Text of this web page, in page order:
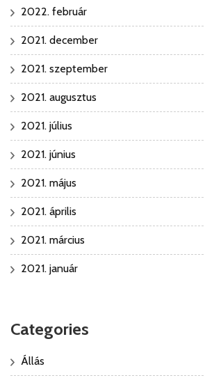
2022. február
2021. december
2021. szeptember
2021. augusztus
2021. július
2021. június
2021. május
2021. április
2021. március
2021. január
Categories
Állás